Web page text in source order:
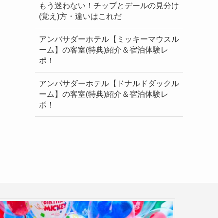
もう迷わない！チップとデールの見分け
(覚え)方・違いはこれだ
アンバサダーホテル【ミッキーマウスル
ーム】の客室(特典)紹介＆宿泊体験レ
ポ！
アンバサダーホテル【ドナルドダックル
ーム】の客室(特典)紹介＆宿泊体験レ
ポ！